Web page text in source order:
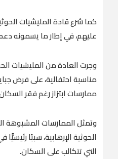
كما شرع قادة المليشيات
عليهم، في إطار ما يسمونه
وجرت العادة من المليشيات
مناسبة احتفالية، على فرض
ممارسات ابتزاز رغم فقر
وتمثل الممارسات المشبوهة
الحوثية الإرهابية، سببًا
التي تتكالب على السكان.